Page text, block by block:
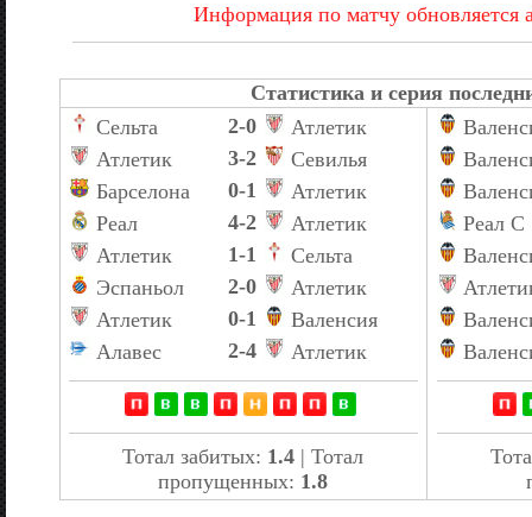
Информация по матчу обновляется
Статистика и серия
Сельта
2-0
Атлетик
Атлетик
3-2
Севилья
Барселона
0-1
Атлетик
Реал
4-2
Атлетик
Атлетик
1-1
Сельта
Эспаньол
2-0
Атлетик
Атлетик
0-1
Валенсия
Алавес
2-4 Атлетик
Тотал забитых: 1.4 | Тотал
пропущенных: 1.8
Реал С